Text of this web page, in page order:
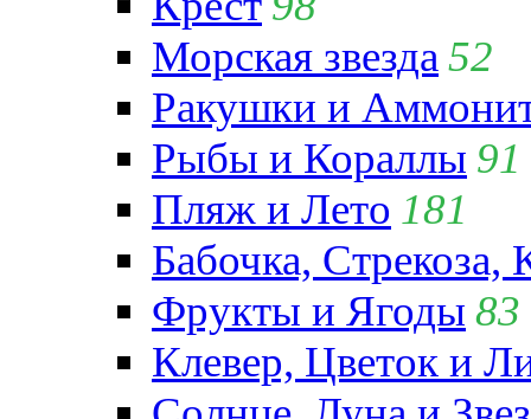
Морская звезда 52
Ракушки и
Рыбы и Кораллы 91
Пляж и Лето 181
Бабочка,
Фрукты и Ягоды 83
Клевер, Цветок и